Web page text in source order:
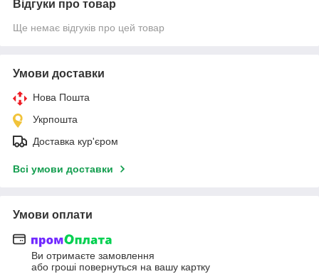
Відгуки про товар
Ще немає відгуків про цей товар
Умови доставки
Нова Пошта
Укрпошта
Доставка кур'єром
Всі умови доставки
Умови оплати
Ви отримаєте замовлення
або гроші повернуться на вашу картку